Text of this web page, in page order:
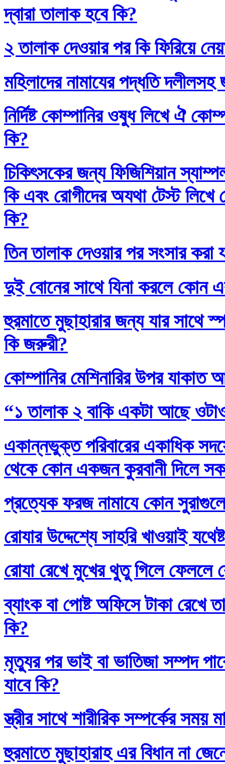
দ্বারা তালাক হবে কি?
২ তালাক দেওয়ার পর কি ফিরিয়ে
মহিলাদের নামাযের পদ্ধতি দলীলসহ
নির্দিষ্ট কোম্পানির ওষুধ লিখে ঐ
কি?
চিকিৎসকের জন্য ফিজিশিয়ান
কি এবং রোগীদের অযথা টেস্ট লিখে
কি?
তিন তালাক দেওয়ার পর সংসার করা
দুই বোনের সাথে যিনা করলে কোন
হুরমাতে মুছাহারার জন্য যার সাথে
কি জরুরী?
কোম্পানির মেশিনারির উপর যাকাত
“১ তালাক ২ বাকি একটা আছে
একান্নভুক্ত পরিবারের একাধিক
থেকে কোন একজন কুরবানী দিলে
প্রত্যেক ফরজ নামাযে কোন
রোযার উদ্দেশ্যে সাহরি খাওয়াই
রোযা রেখে মুখের থুতু গিলে ফেললে
ব্যাংক বা পোষ্ট অফিসে টাকা রেখে
কি?
মৃত্যুর পর ভাই বা ভাতিজা সম্পদ
যাবে কি?
স্ত্রীর সাথে শারীরিক সম্পর্কের
হুরমাতে মুছাহারাহ এর বিধান না